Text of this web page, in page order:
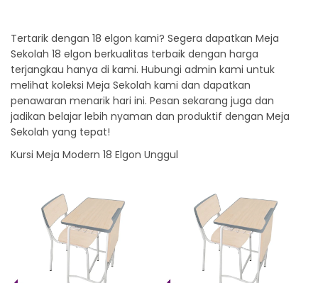
Tertarik dengan 18 elgon kami? Segera dapatkan Meja
Sekolah 18 elgon berkualitas terbaik dengan harga
terjangkau hanya di kami. Hubungi admin kami untuk
melihat koleksi Meja Sekolah kami dan dapatkan
penawaran menarik hari ini. Pesan sekarang juga dan
jadikan belajar lebih nyaman dan produktif dengan Meja
Sekolah yang tepat!
Kursi Meja Modern 18 Elgon Unggul